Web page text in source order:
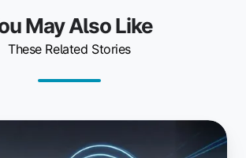
May Also Like
These Related Stories